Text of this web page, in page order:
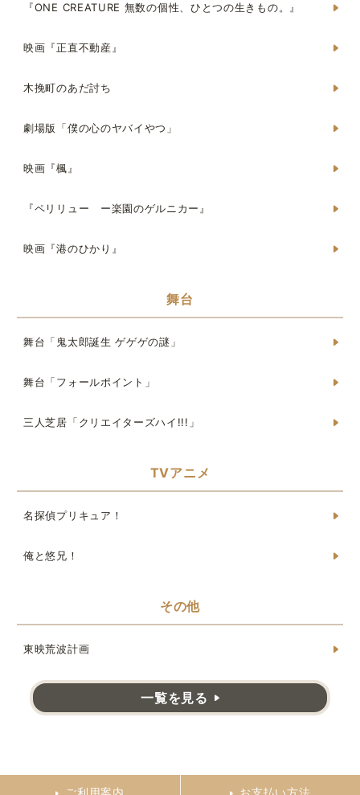
『ONE CREATURE 無数の個性、ひとつの生きもの。』
映画『正直不動産』
木挽町のあだ討ち
劇場版「僕の心のヤバイやつ」
映画『楓』
『ペリリュー ー楽園のゲルニカー』
映画『港のひかり』
舞台
舞台「鬼太郎誕生 ゲゲゲの謎」
舞台「フォールポイント」
三人芝居「クリエイターズハイ!!!」
TVアニメ
名探偵プリキュア！
俺と悠兄！
その他
東映荒波計画
一覧を見る
ご利用案内 お支払い方法